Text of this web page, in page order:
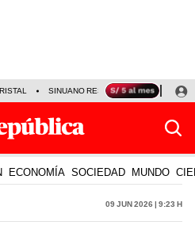
SINUANO RESULTADOS HOY
ECONOMÍA SOCIEDAD MUNDO
09 Jun 2026 | 9:23 h